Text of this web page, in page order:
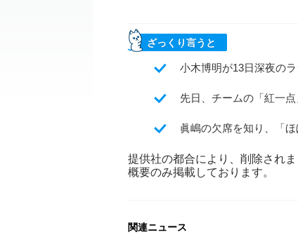
ざっくり言うと
小木博明が13日深夜の
先日、チームの「紅一
眞嶋の欠席を知り、「
提供社の都合により、削除されま
概要のみ掲載しております。
関連ニュース